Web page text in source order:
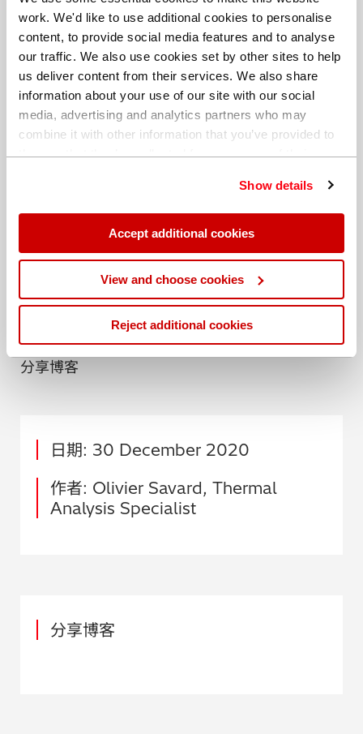
work. We'd like to use additional cookies to personalise
content, to provide social media features and to analyse
our traffic. We also use cookies set by other sites to help
us deliver content from their services. We also share
information about your use of our site with our social
media, advertising and analytics partners who may
combine it with other information that you’ve provided to
them or that they’ve collected from your use of their
Show details
Accept additional cookies
View and choose cookies
Reject additional cookies
上图显示印刷电路板的TMA分析结果。在X、Y和Z方向上测
量热膨胀系数，并且可清楚地看到三个方向上的热膨胀性能
联系我们了解更多资讯。
联系我们
分享博客
日期: 30 December 2020
作者: Olivier Savard, Thermal
Analysis Specialist
分享博客